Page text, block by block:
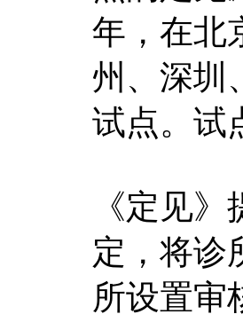
年，在北
州、深圳
试点。试
《定见
定，将诊
所设置审